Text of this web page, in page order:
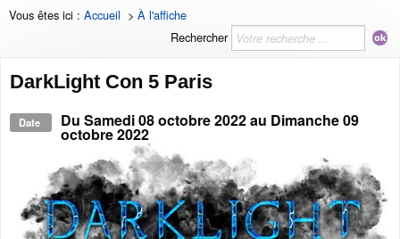
Vous êtes ici : Accueil > À l'affiche
Rechercher
DarkLight Con 5 Paris
Date Du Samedi 08 octobre 2022au Dimanche 09
octobre 2022